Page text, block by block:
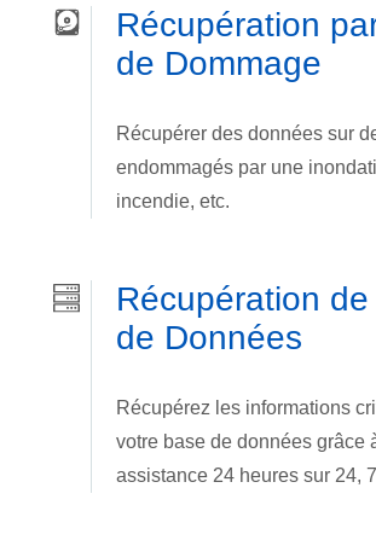
Récupération
de Dommage
Récupérer des données sur
endommagés par une
incendie, etc.
Récupération
de Données
Récupérez les informations
votre base de données grâce
assistance 24 heures sur 24,